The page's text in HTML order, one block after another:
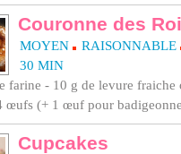
Couronne des
MOYEN
RAISONNABLE
30 MIN
farine - 10 g de levure fraiche
œufs (+ 1 œuf pour
Cupcakes